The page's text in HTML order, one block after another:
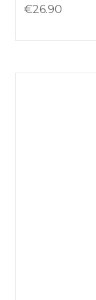
€26.90